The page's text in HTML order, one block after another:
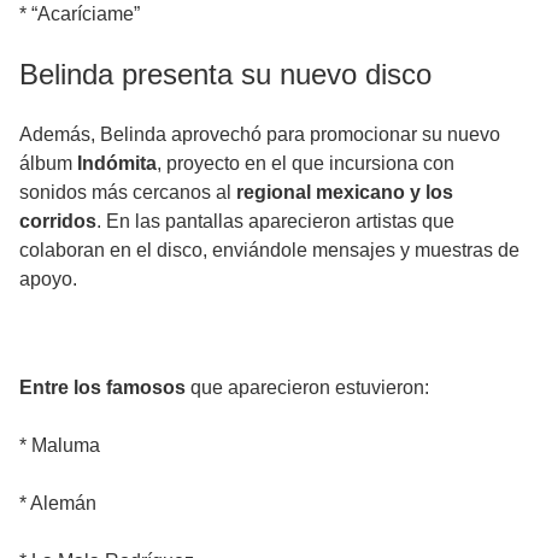
* “Acaríciame”
Belinda presenta su nuevo disco
Además, Belinda aprovechó para promocionar su nuevo
álbum Indómita, proyecto en el que incursiona con
sonidos más cercanos al regional mexicano y los
corridos. En las pantallas aparecieron artistas que
colaboran en el disco, enviándole mensajes y muestras de
apoyo.
Entre los famosos que aparecieron estuvieron:
* Maluma
* Alemán